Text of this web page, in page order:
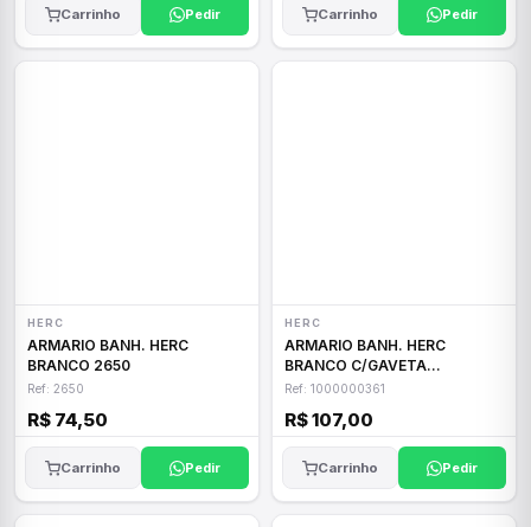
Carrinho Pedir Carrinho Pedir
HERC
ARMARIO BANH. HERC
BRANCO 2650
Ref: 2650
R$ 74,50
Carrinho Pedir
HERC
ARMARIO BANH. HERC
BRANCO C/GAVETA
1000000361
Ref: 1000000361
R$ 107,00
Carrinho Pedir